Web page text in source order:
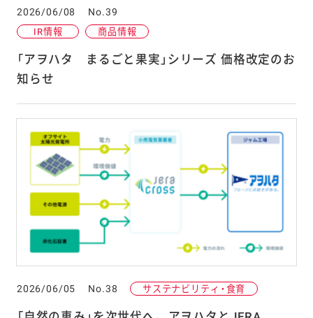
2026/06/08 No.39
IR情報 商品情報
「アヲハタ まるごと果実」シリーズ 価格改定のお
知らせ
2026/06/05 No.38 サステナビリティ・食育